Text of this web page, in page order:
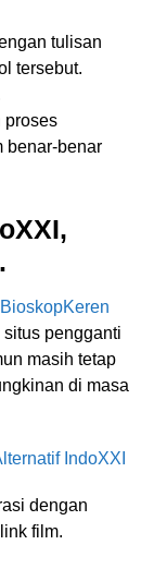
tulisan
tersebut.
proses
benar-benar
BioskopKeren
pengganti
masih tetap
di masa
IndoXXI
dengan
film.